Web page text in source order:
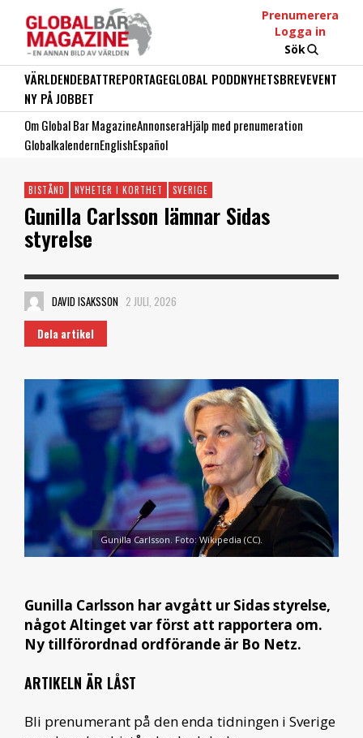
Prenumerera
Logga in
Sök
VÄRLDENDEBATTREPORTAGEGLOBAL PODDNYHETSBREVEVENT
NY PÅ JOBBET
Om Global Bar MagazineAnnonseraHjälp med prenumeration
GlobalkalendernEnglishEspañol
BISTÅND NYHETER I KORTHET SVERIGE
Gunilla Carlsson lämnar Sidas
styrelse
DAVID ISAKSSON 2 JULI, 2026
Dela artikel
Gunilla Carlsson. Foto: Wikipedia (CC).
Gunilla Carlsson har avgått ur Sidas styrelse,
något Altinget var först att rapportera om.
Ny tillförordnad ordförande är Bo Netz.
ARTIKELN ÄR LÅST
Bli prenumerant på den enda tidningen i Sverige